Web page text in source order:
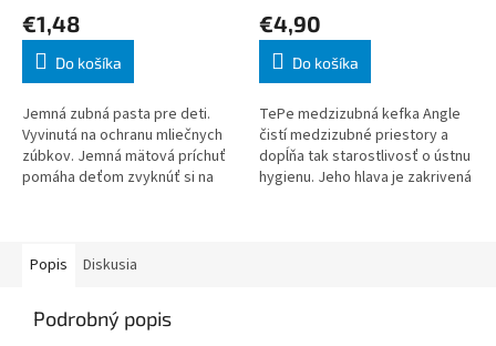
€1,48
Do košíka
Jemná zubná pasta pre deti.
Vyvinutá na ochranu mliečnych
zúbkov. Jemná mätová príchuť
pomáha deťom zvyknúť si na
€4,90
Do košíka
TePe medzizubná kefka Angle
čistí medzizubné priestory a
dopĺňa tak starostlivosť o ústnu
hygienu. Jeho hlava je zakrivená
Popis Diskusia
Podrobný popis